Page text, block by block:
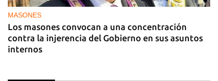
MASONES
Los masones convocan a una concentración
contra la injerencia del Gobierno en sus asuntos
internos